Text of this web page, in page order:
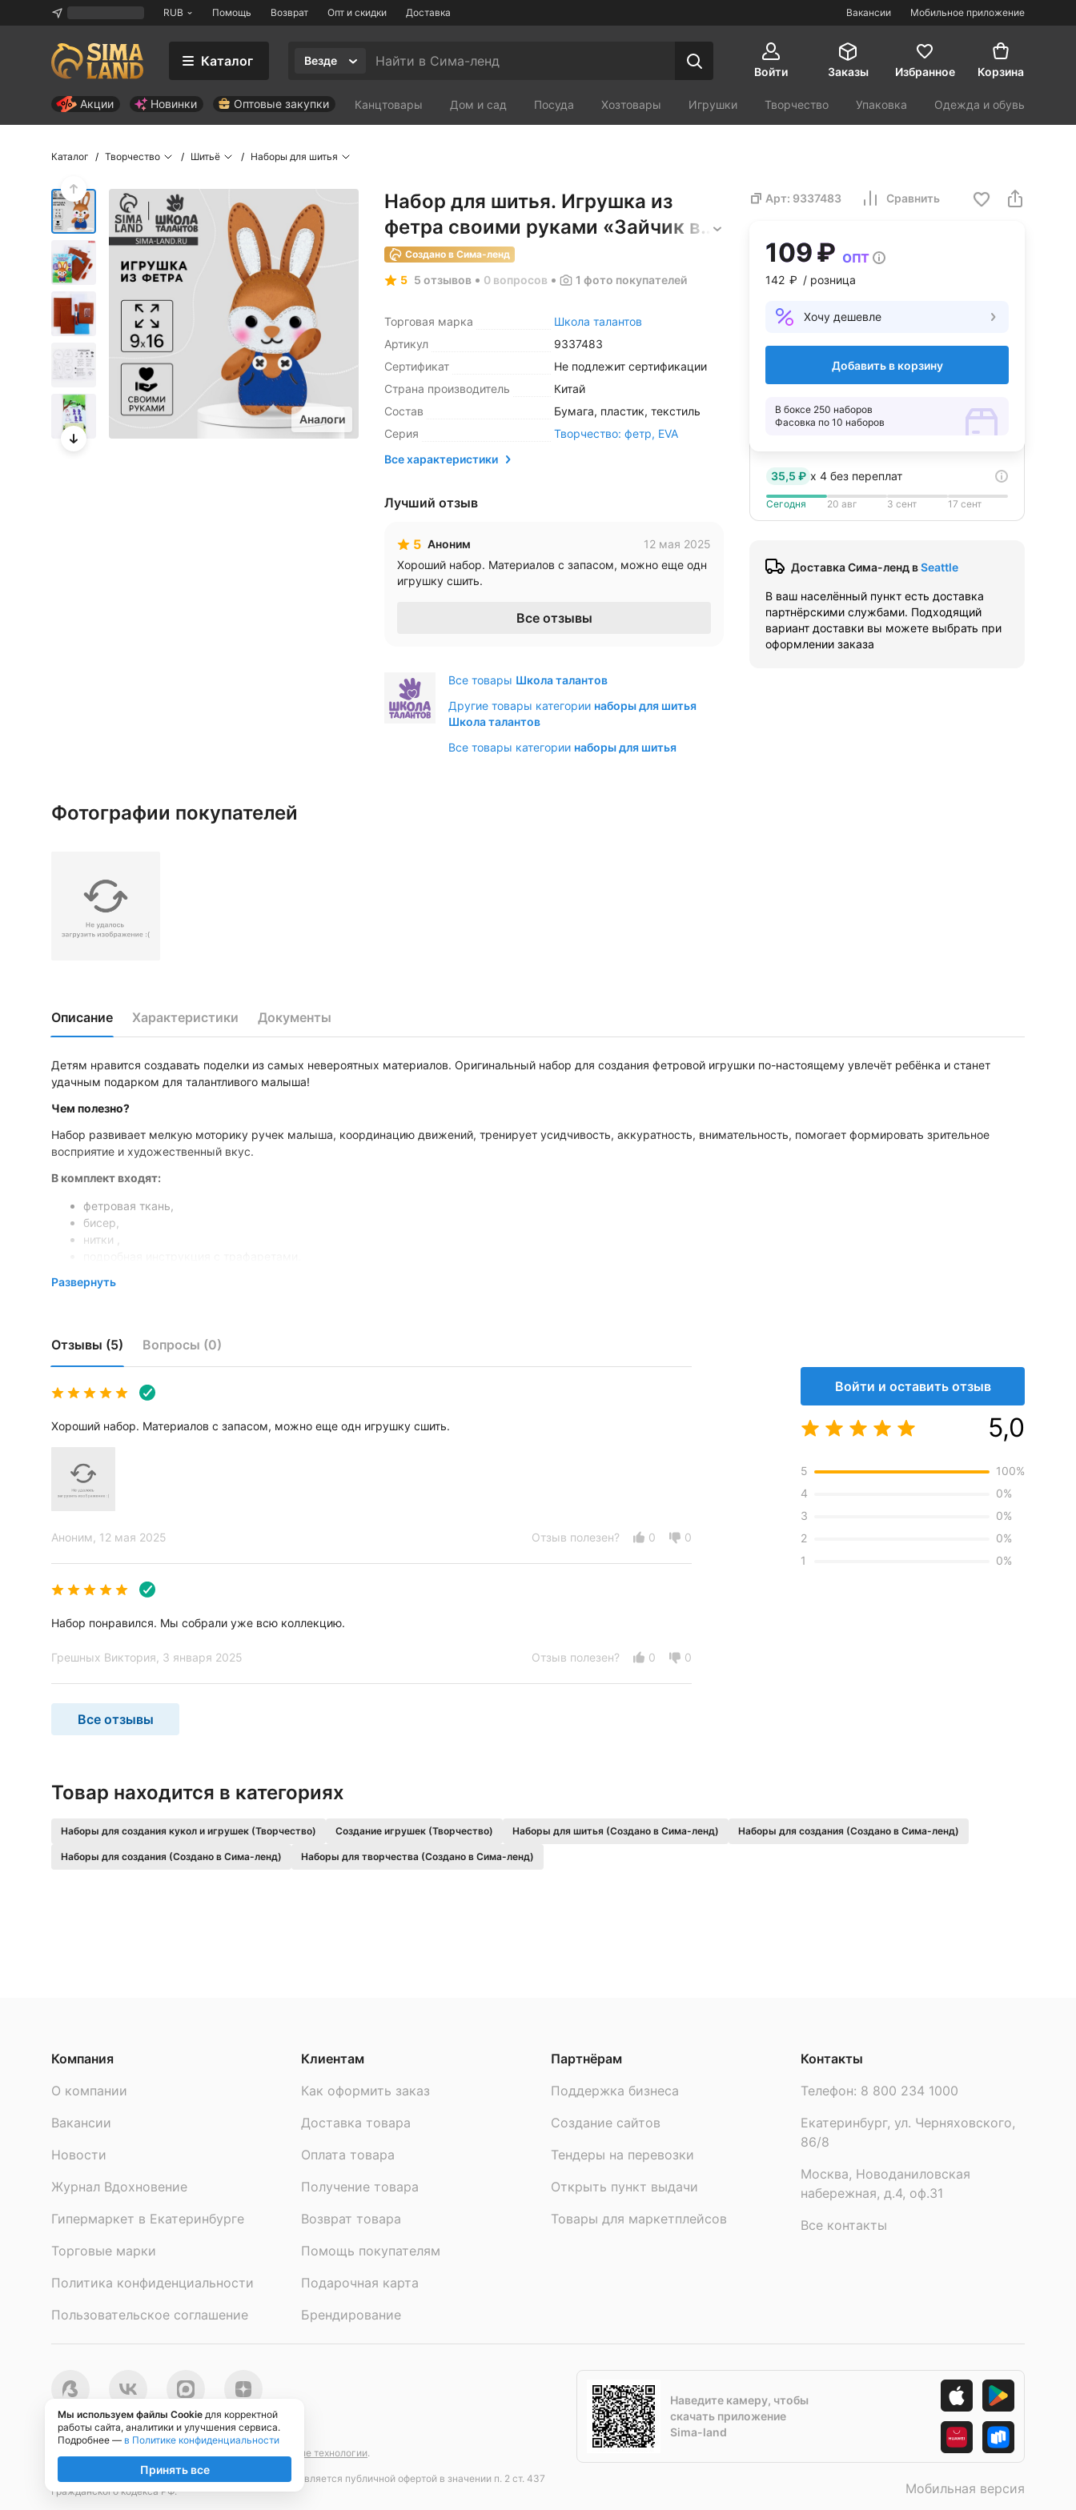
RUB Помощь Возврат Опт и скидки Доставка Мобильное приложение
Вакансии
Каталог
Везде
Войти
Заказы Избранное Корзина
Акции Новинки Оптовые закупки Канцтовары Дом и сад Посуда Хозтовары Игрушки Творчество Упаковка Одежда и обувь
Каталог Творчество Шитьё Наборы для шитья
Аналоги
Набор для шитья. Игрушка из
фетра своими руками «‎Зайчик в
комбинезоне»‎
Создано в Сима-ленд
5 5 отзывов 0 вопросов 1 фото покупателей
Торговая марка
Школа талантов
Артикул
9337483
Сертификат
Не подлежит сертификации
Страна производитель
Китай
Состав
Бумага, пластик, текстиль
Серия
Творчество: фетр, EVA
Все характеристики
Лучший отзыв
5 Аноним
12 мая 2025
Хороший набор. Материалов с запасом, можно еще одн
игрушку сшить.
Все отзывы
Все товары Школа талантов
Другие товары категории наборы для шитья
Школа талантов
Все товары категории наборы для шитья
Арт: 9337483 Сравнить
109 ₽ опт
142 ₽ / розница
Хочу дешевле
Добавить в корзину
В боксе 250 наборов
Фасовка по 10 наборов
35,5 ₽ x 4 без переплат
Сегодня 20 авг 3 сент 17 сент
Доставка Сима-ленд вSeattle
В ваш населённый пункт есть доставка
партнёрскими службами. Подходящий
вариант доставки вы можете выбрать при
оформлении заказа
Фотографии покупателей
Описание Характеристики Документы
Детям нравится создавать поделки из самых невероятных материалов. Оригинальный набор для создания фетровой игрушки по-настоящему увлечёт ребёнка и станет
удачным подарком для талантливого малыша!
Чем полезно?
Набор развивает мелкую моторику ручек малыша, координацию движений, тренирует усидчивость, аккуратность, внимательность, помогает формировать зрительное
восприятие и художественный вкус.
В комплект входят:
фетровая ткань,
бисер,
нитки ,
Наслаждайтесь творчеством вместе с детьми!
Развернуть
Отзывы (5) Вопросы (0)
Хороший набор. Материалов с запасом, можно еще одн игрушку сшить.
Аноним , 12 мая 2025 Отзыв полезен? 0 0
Набор понравился. Мы собрали уже всю коллекцию.
Грешных Виктория , 3 января 2025 Отзыв полезен? 0 0
Все отзывы
Войти и оставить отзыв
5,0
5
4
3
2
1
100%
0%
0%
0%
0%
Товар находится в категориях
Наборы для создания кукол и игрушек (Творчество) Создание игрушек (Творчество) Наборы для шитья (Создано в Сима-ленд) Наборы для создания (Создано в Сима-ленд)
Наборы для создания (Создано в Сима-ленд) Наборы для творчества (Создано в Сима-ленд)
Компания
О компании
Вакансии
Новости
Журнал Вдохновение
Гипермаркет в Екатеринбурге
Торговые марки
Политика конфиденциальности
Пользовательское соглашение
Клиентам
Как оформить заказ
Доставка товара
Оплата товара
Получение товара
Возврат товара
Помощь покупателям
Подарочная карта
Брендирование
Партнёрам
Поддержка бизнеса
Создание сайтов
Тендеры на перевозки
Открыть пункт выдачи
Товары для маркетплейсов
Контакты
Телефон: 8 800 234 1000
Екатеринбург, ул. Черняховского,
86/8
Москва, Новоданиловская
набережная, д.4, оф.31
Все контакты
©2026 ООО «Интернет магазин «Сима‑ленд».
рекомендательные технологии.
Представленная на сайте информация о товарах не является публичной офертой в значении п. 2 ст. 437
Гражданского кодекса РФ.
Наведите камеру, чтобы
скачать приложение
Sima-land
Мобильная версия
Мы используем файлы Cookie для корректной
работы сайта, аналитики и улучшения сервиса.
Подробнее — в Политике конфиденциальности
Принять все